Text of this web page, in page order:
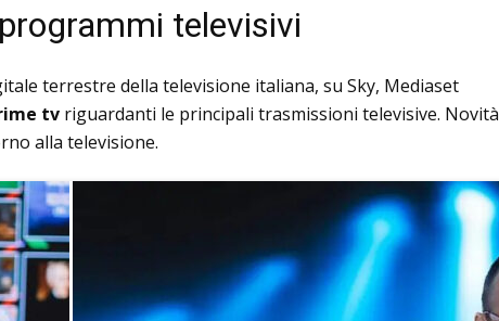
televisivi
terrestre della televisione italiana, su Sky, Mediaset
tv riguardanti le principali trasmissioni televisive. Novità
alla televisione.